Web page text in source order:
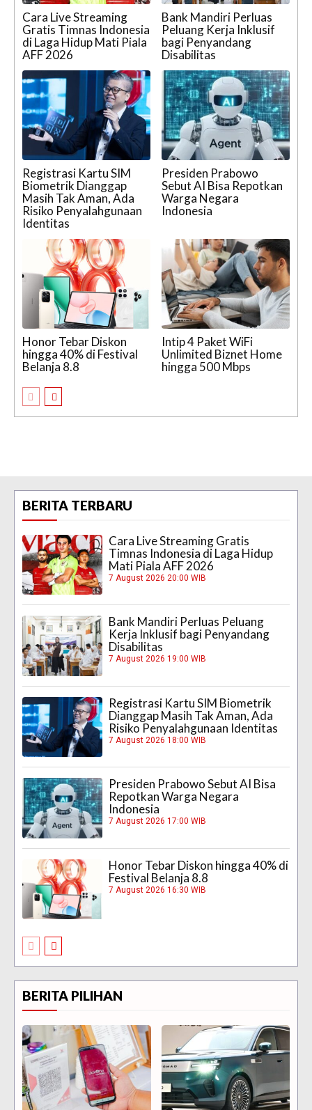
Cara Live Streaming
Gratis Timnas Indonesia
di Laga Hidup Mati Piala
AFF 2026
Bank Mandiri Perluas
Peluang Kerja Inklusif
bagi Penyandang
Disabilitas
Registrasi Kartu SIM
Biometrik Dianggap
Masih Tak Aman, Ada
Risiko Penyalahgunaan
Identitas
Presiden Prabowo
Sebut AI Bisa Repotkan
Warga Negara
Indonesia
Honor Tebar Diskon
hingga 40% di Festival
Belanja 8.8
Intip 4 Paket WiFi
Unlimited Biznet Home
hingga 500 Mbps
BERITA TERBARU
Cara Live Streaming Gratis
Timnas Indonesia di Laga Hidup
Mati Piala AFF 2026
7 August 2026 20:00 WIB
Bank Mandiri Perluas Peluang
Kerja Inklusif bagi Penyandang
Disabilitas
7 August 2026 19:00 WIB
Registrasi Kartu SIM Biometrik
Dianggap Masih Tak Aman, Ada
Risiko Penyalahgunaan Identitas
7 August 2026 18:00 WIB
Presiden Prabowo Sebut AI Bisa
Repotkan Warga Negara
Indonesia
7 August 2026 17:00 WIB
Honor Tebar Diskon hingga 40% di
Festival Belanja 8.8
7 August 2026 16:30 WIB
BERITA PILIHAN